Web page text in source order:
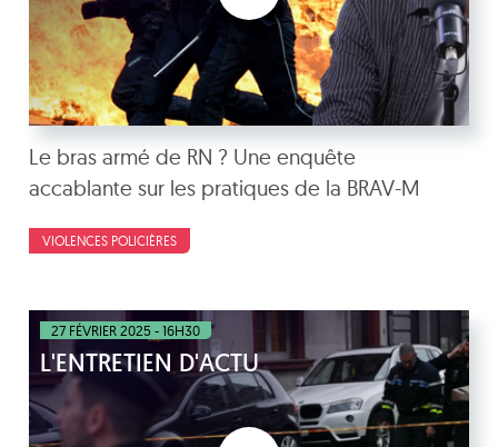
Le bras armé de RN ? Une enquête
accablante sur les pratiques de la BRAV-M
VIOLENCES POLICIÈRES
27 FÉVRIER 2025 - 16H30
L'ENTRETIEN D'ACTU